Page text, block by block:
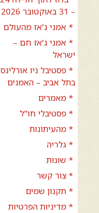
– 31 באוקטובר 2026
* אמני ג'אז מהעולם
* אמני ג'אז חם –
ישראל
* פסטיבל ניו אורלינס
בתל אביב – האמנים
* מאמרים
* פסטיבלי חו"ל
* מהעיתונות
* גלריה
* שונות
* צור קשר
* תקנון שמים
* מדיניות הפרטיות